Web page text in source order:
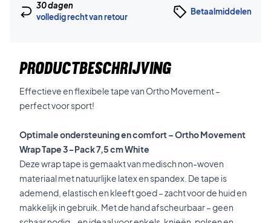
30 dagen
volledig recht van retour
Betaalmiddelen
PRODUCTBESCHRIJVING
Effectieve en flexibele tape van Ortho Movement –
perfect voor sport!
Optimale ondersteuning en comfort – Ortho Movement
Wrap Tape 3-Pack 7,5 cm White
Deze wrap tape is gemaakt van medisch non-woven
materiaal met natuurlijke latex en spandex. De tape is
ademend, elastisch en kleeft goed – zacht voor de huid en
makkelijk in gebruik. Met de hand afscheurbaar – geen